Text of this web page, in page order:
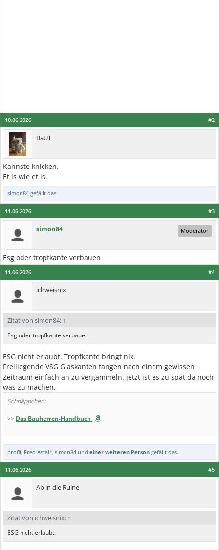
#2
10.06.2026
BaUT
Kannste knicken.
Et is wie et is.
simon84 gefällt das.
#3
11.06.2026
simon84 Moderator
Esg oder tropfkante verbauen
#4
11.06.2026
ichweisnix
Zitat von simon84: ↑
Esg oder tropfkante verbauen
ESG nicht erlaubt. Tropfkante bringt nix.
Freiliegende VSG Glaskanten fangen nach einem gewissen
Zeitraum einfach an zu vergammeln. jetzt ist es zu spät da noch
was zu machen.
Schnäppchen:
>> Das Bauherren-Handbuch
profil, Fred Astair, simon84 und einer weiteren Person gefällt das.
#5
11.06.2026
Ab in die Ruine
Zitat von ichweisnix: ↑
ESG nicht erlaubt.